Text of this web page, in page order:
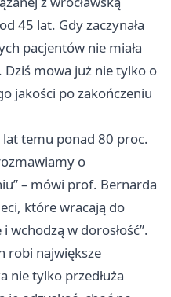
45 lat. Gdy zaczynała
pacjentów nie miała
Dziś mowa już nie tylko o
jakości po zakończeniu
lat temu ponad 80 proc.
o
– mówi prof. Bernarda
które wracają do
wchodzą w dorosłość”.
robi największe
nie tylko przedłuża